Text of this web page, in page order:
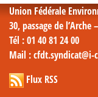
Union Fédérale
30, passage de l’Arche
Tél : 01 40 81 24 00
Mail : cfdt.syndicat@i-
Flux RSS